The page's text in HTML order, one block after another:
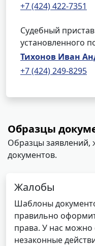
+7 (424) 422-7351
Судебный
установленного
Тихонов Иван
+7 (424) 249-8295
Образцы
Образцы заявлений,
документов.
Жалобы
Шаблоны
правильно
права. У нас
незаконные